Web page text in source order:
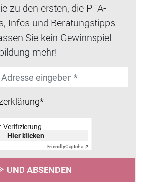
zu den ersten, die PTA-
Infos und Beratungstipps
Sie kein Gewinnspiel
mehr!
Verifizierung
Hier klicken
FriendlyCaptcha ⇗
UND ABSENDEN